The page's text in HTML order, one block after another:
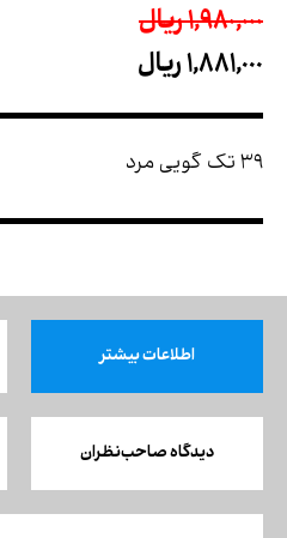
1,980,000 ريال
1,881,000 ريال
39 تک گویی مرد
اطلاعات بیشتر
دیدگاه صاحب‌نظران